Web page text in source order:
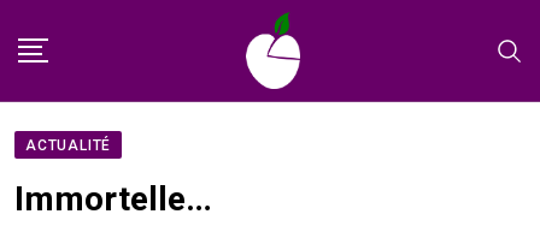
ACTUALITÉ
Immortelle…